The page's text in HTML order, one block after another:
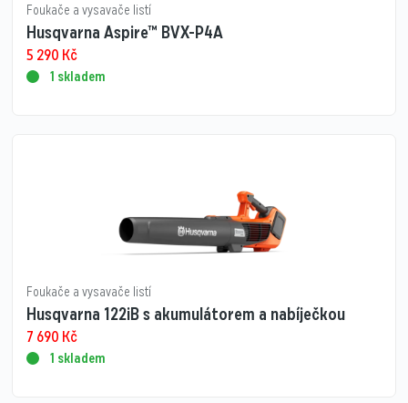
Foukače a vysavače listí
Husqvarna Aspire™ BVX-P4A
5 290 Kč
1 skladem
Foukače a vysavače listí
Husqvarna 122iB s akumulátorem a nabíječkou
7 690 Kč
1 skladem